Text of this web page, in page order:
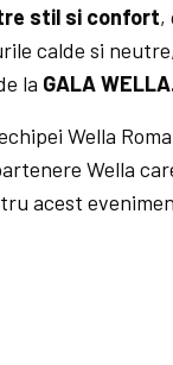
stil si confort,
calde si
la GALA
Wella
Wella
acest